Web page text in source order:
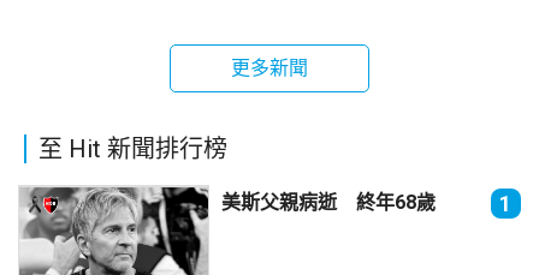
更多新聞
至 Hit 新聞排行榜
美斯父親病逝 終年68歲 1